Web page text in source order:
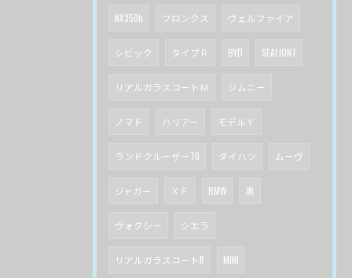
NX350h フロンクス ヴェルファイア
シビック タイプＲ BYD SEALION7
リアルガラスコートＭ ジムニー
ノマド ハリアー モデルＹ
ランドクルーザー70 ダイハツ ムーヴ
ジャガー ＸＦ BMW 黒
ヴォクシー シエラ
リアルガラスコートR MINI